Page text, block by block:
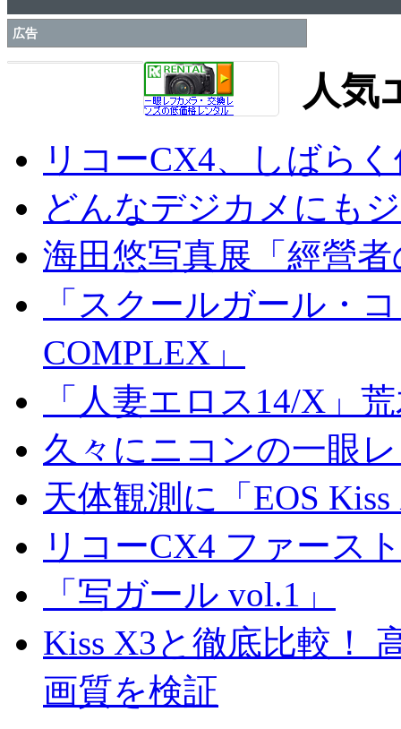
広告
人気
リコーCX4、しばら
どんなデジカメにも
海田悠写真展「經營
「スクールガール・
COMPLEX」
「人妻エロス14/X」
久々にニコンの一眼
天体観測に「EOS
リコーCX4 ファース
「写ガール vol.1」
Kiss X3と徹底比較！
画質を検証